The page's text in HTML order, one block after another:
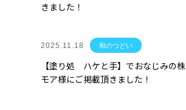
きました！
2025.11.18 和のつどい
【塗り処 ハケと手】でおなじみの
モア様にご掲載頂きました！